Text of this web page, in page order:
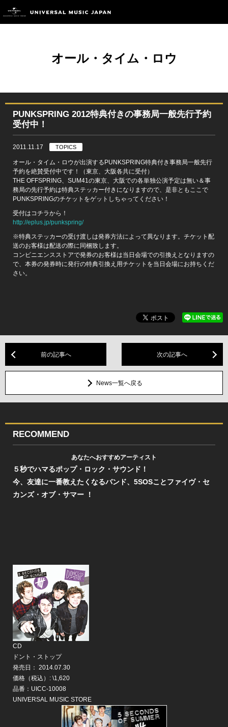
オール・タイム・ロウ
PUNKSPRING 2012特典付きの事務局一般先行予約
受付中！
2011.11.17 TOPICS
オール・タイム・ロウが出演するPUNKSPRING特典付き事務局一般先行
予約を絶賛受付中です！（東京、大阪各共に受付）
THE OFFSPRING、SUM41の東京、大阪での各単独公演予定は無い＆事
務局の先行予約は特典ステッカー付きになりますので、是非ともここで
PUNKSPRINGのチケットをゲットしちゃってください！
受付はコチラから！
http://eplus.jp/punkspring/
※特典ステッカーの受け渡しは発券方法によって異なります。チケット配
送のお客様は配送の際に同梱致します。
コンビニエンスストアで発券のお客様は当日会場での引換えとなりますの
で、本券の発券時に発行の特典引換え用チケットを当日会場にお持ちくだ
さい。
前の記事へ 次の記事へ
News一覧へ戻る
RECOMMEND
あなたへおすすめアーティスト
５秒でハマるポップ・ロック・サウンド！
今、友達に一番教えたくなるバンド、5SOSことファイヴ・セ
カンズ・オブ・サマー ！
CD
ドント・ストップ
発売日： 2014.07.30
価格（税込）: \1,620
品番： UICC-10008
UNIVERSAL MUSIC STORE